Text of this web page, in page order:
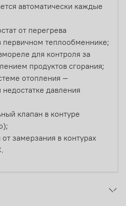
автоматически каждые
от перегрева
первичном теплообменнике;
для контроля за
продуктов сгорания;
отопления —
давления
клапан в контуре
замерзания в контурах